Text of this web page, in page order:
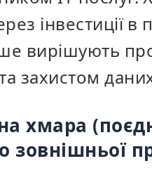
інвестиції
вирішують
захистом
хмара
зовнішньої